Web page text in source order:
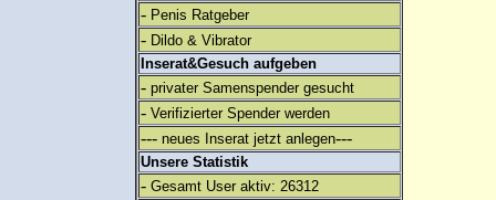
- Penis Ratgeber
- Dildo & Vibrator
Inserat&Gesuch aufgeben
- privater Samenspender gesucht
- Verifizierter Spender werden
--- neues Inserat jetzt anlegen---
Unsere Statistik
- Gesamt User aktiv: 26312